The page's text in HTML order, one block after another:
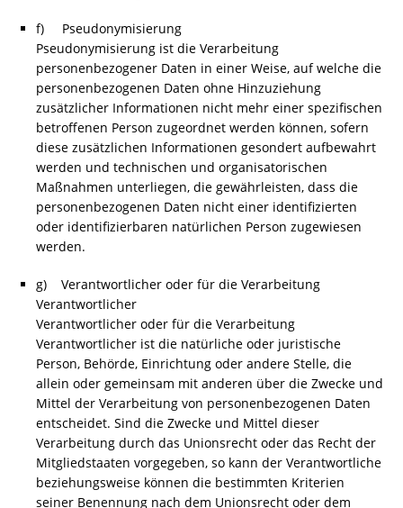
f) Pseudonymisierung
Pseudonymisierung ist die Verarbeitung
personenbezogener Daten in einer Weise, auf welche die
personenbezogenen Daten ohne Hinzuziehung
zusätzlicher Informationen nicht mehr einer spezifischen
betroffenen Person zugeordnet werden können, sofern
diese zusätzlichen Informationen gesondert aufbewahrt
werden und technischen und organisatorischen
Maßnahmen unterliegen, die gewährleisten, dass die
personenbezogenen Daten nicht einer identifizierten
oder identifizierbaren natürlichen Person zugewiesen
werden.
g) Verantwortlicher oder für die Verarbeitung
Verantwortlicher
Verantwortlicher oder für die Verarbeitung
Verantwortlicher ist die natürliche oder juristische
Person, Behörde, Einrichtung oder andere Stelle, die
allein oder gemeinsam mit anderen über die Zwecke und
Mittel der Verarbeitung von personenbezogenen Daten
entscheidet. Sind die Zwecke und Mittel dieser
Verarbeitung durch das Unionsrecht oder das Recht der
Mitgliedstaaten vorgegeben, so kann der Verantwortliche
beziehungsweise können die bestimmten Kriterien
seiner Benennung nach dem Unionsrecht oder dem